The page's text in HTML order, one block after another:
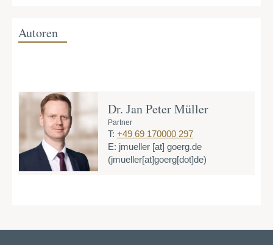
Autoren
Dr. Jan Peter Müller
Partner
T: +49 69 170000 297
E: jmueller [at] goerg.de
(jmueller[at]goerg[dot]de)